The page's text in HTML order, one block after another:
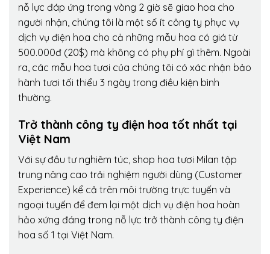
nỗ lực đáp ứng trong vòng 2 giờ sẽ giao hoa cho
người nhận, chúng tôi là một số ít công ty phục vụ
dịch vụ điện hoa cho cả những mẫu hoa có giá từ
500.000đ (20$) mà không có phụ phí gì thêm. Ngoài
ra, các mẫu hoa tươi của chúng tôi có xác nhận bảo
hành tươi tối thiểu 3 ngày trong điều kiện bình
thường.
Trở thành công ty điện hoa tốt nhất tại
Việt Nam
Với sự đầu tư nghiêm túc, shop hoa tươi Milan tập
trung nâng cao trải nghiệm người dùng (Customer
Experience) kể cả trên môi trường trực tuyến và
ngoại tuyến để đem lại một dịch vụ điện hoa hoàn
hảo xứng đáng trong nỗ lực trở thành công ty điện
hoa số 1 tại Việt Nam.